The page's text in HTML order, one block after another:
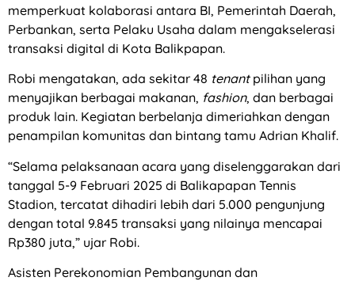
memperkuat kolaborasi antara BI, Pemerintah Daerah,
Perbankan, serta Pelaku Usaha dalam mengakselerasi
transaksi digital di Kota Balikpapan.
Robi mengatakan, ada sekitar 48 tenantpilihan yang
menyajikan berbagai makanan, fashion, dan berbagai
produk lain. Kegiatan berbelanja dimeriahkan dengan
penampilan komunitas dan bintang tamu Adrian Khalif.
“Selama pelaksanaan acara yang diselenggarakan dari
tanggal 5-9 Februari 2025 di Balikapapan Tennis
Stadion, tercatat dihadiri lebih dari 5.000 pengunjung
dengan total 9.845 transaksi yang nilainya mencapai
Rp380 juta,” ujar Robi.
Asisten Perekonomian Pembangunan dan